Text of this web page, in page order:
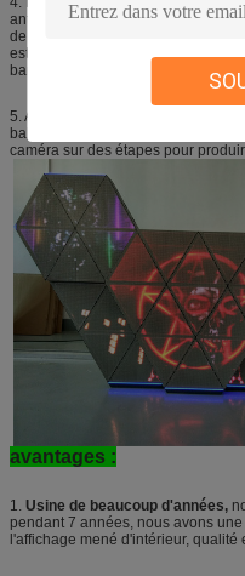
antipluie de sorte qu'il soit
de LED et les scènes riches de
est devenu l'élément le plus
barres, champs de divertissement.
5. Avec la vitesse de régénération
balayage peuvent être
caméra sur des étapes pour
avantages :
1. Usine de beaucoup d'années,
pendant 7 années, nous avons
l'affichage mené d'intérieur, qualité